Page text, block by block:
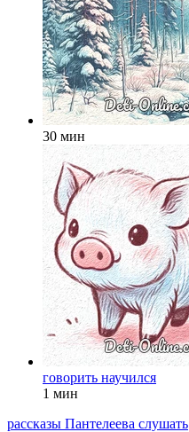
30 мин
говорить научился
1 мин
рассказы Пантелеева слушать